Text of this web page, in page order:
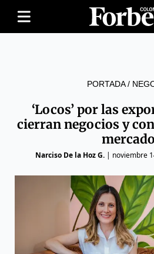
PORTADA/
‘Locos’ por las
cierran negocios y
Narciso De la Hoz G. | noviembre